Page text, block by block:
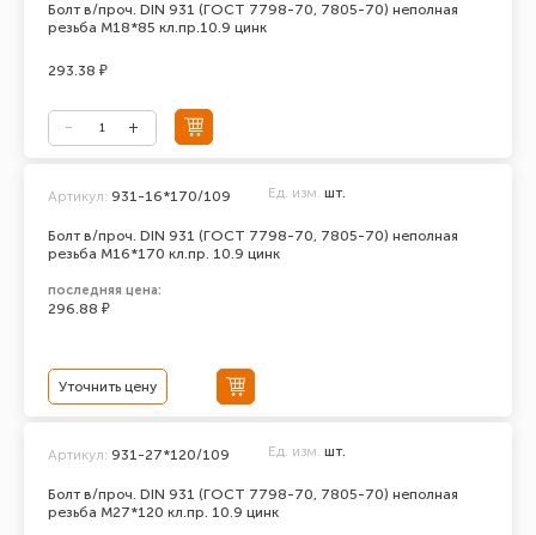
Болт в/проч. DIN 931 (ГОСТ 7798-70, 7805-70) неполная
резьба М18*85 кл.пр.10.9 цинк
293.38 ₽
Болт в/проч. DIN 931 (ГОСТ 7798-70, 7805-70) неполная
резьба М16*170 кл.пр. 10.9 цинк
Артикул: 931-16*170/109 Ед. изм. шт.
последняя цена:
296.88 ₽
Уточнить цену
Болт в/проч. DIN 931 (ГОСТ 7798-70, 7805-70) неполная
резьба М27*120 кл.пр. 10.9 цинк
Артикул: 931-27*120/109 Ед. изм. шт.